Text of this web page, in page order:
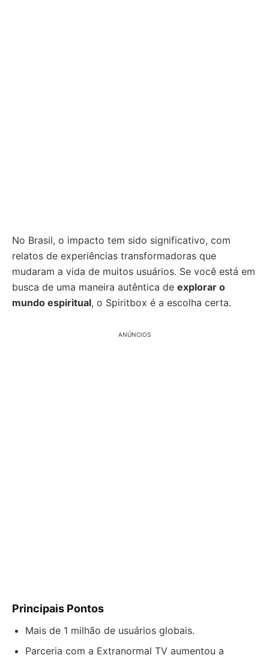
No Brasil, o impacto tem sido significativo, com
relatos de experiências transformadoras que
mudaram a vida de muitos usuários. Se você está em
busca de uma maneira autêntica de explorar o
mundo espiritual, o Spiritbox é a escolha certa.
ANÚNCIOS
Principais Pontos
Mais de 1 milhão de usuários globais.
Parceria com a Extranormal TV aumentou a